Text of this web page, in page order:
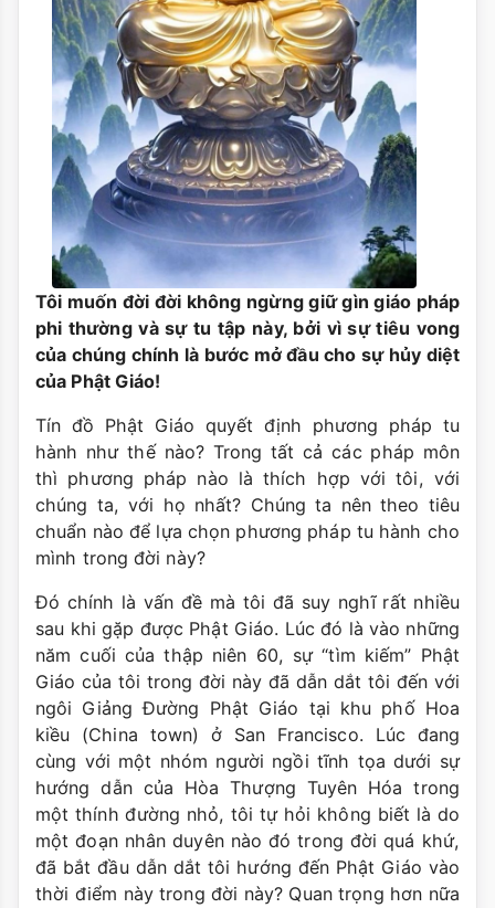
Tôi muốn đời đời không ngừng giữ gìn giáo pháp
phi thường và sự tu tập này, bởi vì sự tiêu vong
của chúng chính là bước mở đầu cho sự hủy diệt
của Phật Giáo!
Tín đồ Phật Giáo quyết định phương pháp tu
hành như thế nào? Trong tất cả các pháp môn
thì phương pháp nào là thích hợp với tôi, với
chúng ta, với họ nhất? Chúng ta nên theo tiêu
chuẩn nào để lựa chọn phương pháp tu hành cho
mình trong đời này?
Đó chính là vấn đề mà tôi đã suy nghĩ rất nhiều
sau khi gặp được Phật Giáo. Lúc đó là vào những
năm cuối của thập niên 60, sự “tìm kiếm” Phật
Giáo của tôi trong đời này đã dẫn dắt tôi đến với
ngôi Giảng Đường Phật Giáo tại khu phố Hoa
kiều (China town) ở San Francisco. Lúc đang
cùng với một nhóm người ngồi tĩnh tọa dưới sự
hướng dẫn của Hòa Thượng Tuyên Hóa trong
một thính đường nhỏ, tôi tự hỏi không biết là do
một đoạn nhân duyên nào đó trong đời quá khứ,
đã bắt đầu dẫn dắt tôi hướng đến Phật Giáo vào
thời điểm này trong đời này? Quan trọng hơn nữa